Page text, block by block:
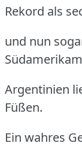
Rekord als
und nun
Argentinien
Füßen.
Ein wahres